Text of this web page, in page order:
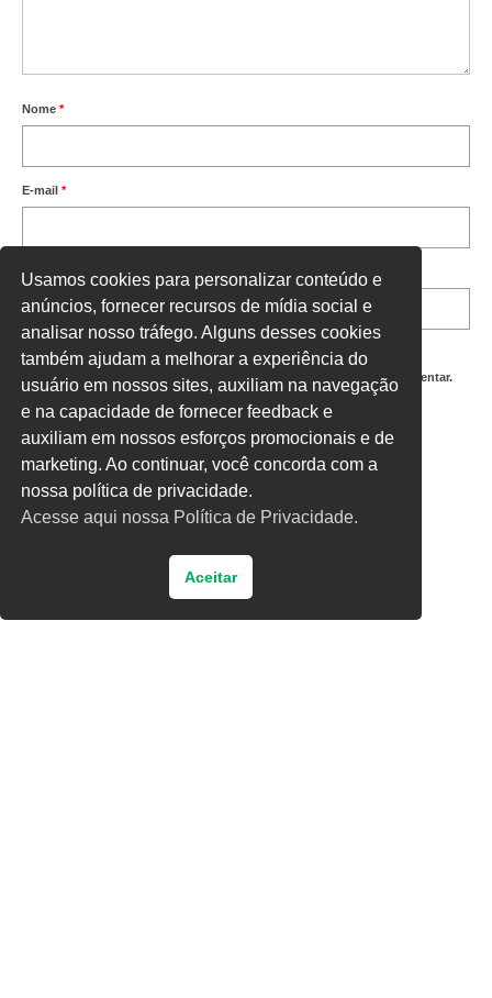
Nome *
E-mail *
Site
Salvar meus dados neste navegador para a próxima vez que eu comentar.
Digite uma resposta em números:
10 + dez =
Usamos cookies para personalizar conteúdo e
anúncios, fornecer recursos de mídia social e
analisar nosso tráfego. Alguns desses cookies
também ajudam a melhorar a experiência do
usuário em nossos sites, auxiliam na navegação
e na capacidade de fornecer feedback e
auxiliam em nossos esforços promocionais e de
marketing. Ao continuar, você concorda com a
nossa política de privacidade.
Acesse aqui nossa Política de Privacidade.
Aceitar